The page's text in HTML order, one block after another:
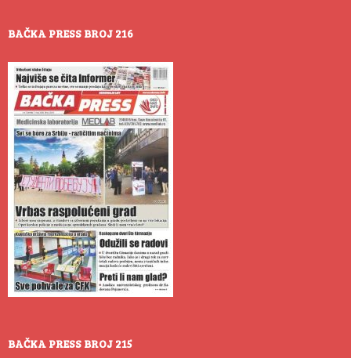
BAČKA PRESS BROJ 216
BAČKA PRESS BROJ 215